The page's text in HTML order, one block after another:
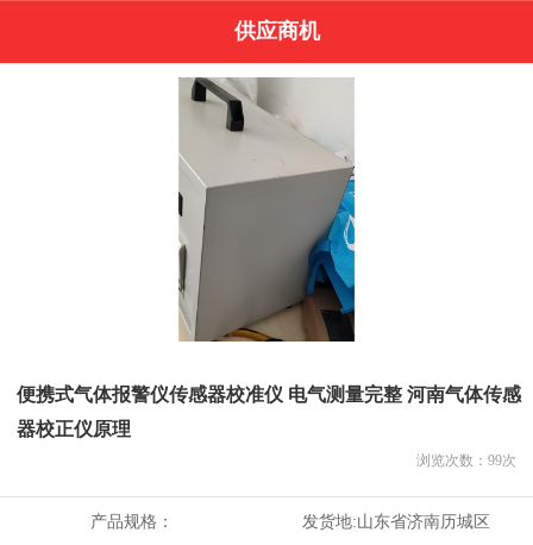
供应商机
便携式气体报警仪传感器校准仪 电气测量完整 河南气体传感
器校正仪原理
浏览次数： 99次
产品规格： 发货地:山东省济南历城区